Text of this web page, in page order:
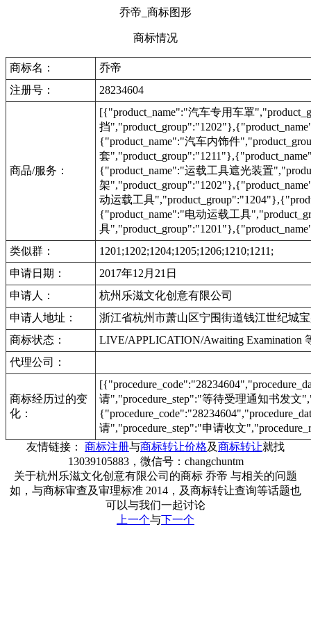
乔帝_商标图形
商标情况
商标名：
乔帝
注册号：
28234604
商品/服务：
[{"product_name":"汽车专用车罩
挡
{"product_name":"汽车内饰件
套
{"product_name":"运载工具遮光装置
架
动运载工具
{"product_name":"电动运载工具
具
类似群：
1201;1202;1204;1205;1206;1210;1211;
申请日期：
2017年12月21日
申请人：
杭州乐滋文化创意有限公司
申请人地址：
浙江省杭州市萧山区宁围街道钱江世纪城
商标状态：
LIVE/APPLICATION/Awaiting Examination
代理公司：
商标经历过的变
化：
请","procedure_step":"等待受理通知书发文
请","procedure_step":"申请收文
友情链接： 商标注册与商标转让价格及商标转让就找
13039105883，微信号：changchuntm
关于杭州乐滋文化创意有限公司的商标 乔帝 与相关的问题
如，与商标审查及审理标准 2014，及商标转让查询等话题也
可以与我们一起讨论
上一个与下一个